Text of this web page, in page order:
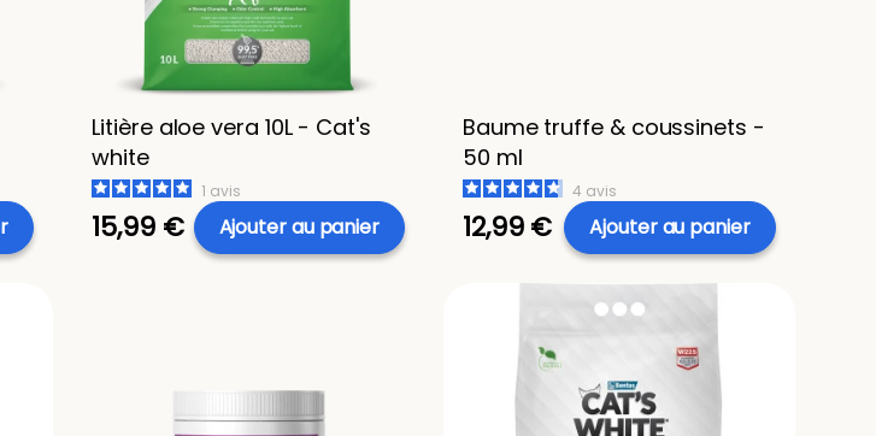
Litière aloe vera 10L - Cat's
white
1 avis
15,99 € Ajouter au panier
Baume truffe & coussinets -
50 ml
4 avis
12,99 € Ajouter au panier